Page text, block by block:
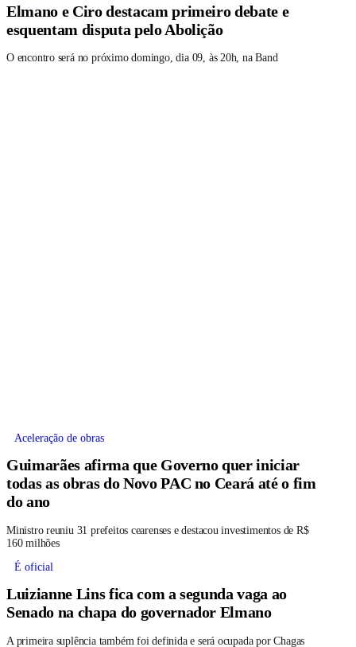
Elmano e Ciro destacam primeiro debate e
esquentam disputa pelo Abolição
O encontro será no próximo domingo, dia 09, às 20h, na Band
Aceleração de obras
Guimarães afirma que Governo quer iniciar
todas as obras do Novo PAC no Ceará até o fim
do ano
Ministro reuniu 31 prefeitos cearenses e destacou investimentos de R$
160 milhões
É oficial
Luizianne Lins fica com a segunda vaga ao
Senado na chapa do governador Elmano
A primeira suplência também foi definida e será ocupada por Chagas